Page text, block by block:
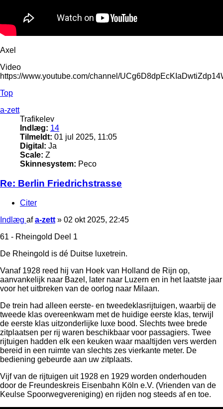
Axel
Video
https://www.youtube.com/channel/
Top
a-zett
Trafikelev
Indlæg: 14
Tilmeldt: 01 jul 2025, 11:05
Digital: Ja
Scale: Z
Skinnesystem: Peco
Re: Berlin Friedrichstrasse
Citer
Indlæg afa-zett » 02 okt 2025, 22:45
61 - Rheingold Deel 1
De Rheingold is dé Duitse luxetrein.
Vanaf 1928 reed hij van Hoek van Holland de Rijn op,
aanvankelijk naar Bazel, later naar Luzern en in het laatste jaar
voor het uitbreken van de oorlog naar Milaan.
De trein had alleen eerste- en tweedeklasrijtuigen, waarbij de
tweede klas overeenkwam met de huidige eerste klas, terwijl
de eerste klas uitzonderlijke luxe bood. Slechts twee brede
zitplaatsen per rij waren beschikbaar voor passagiers. Twee
rijtuigen hadden elk een keuken waar maaltijden vers werden
bereid in een ruimte van slechts zes vierkante meter. De
bediening gebeurde aan uw zitplaats.
Vijf van de rijtuigen uit 1928 en 1929 worden onderhouden
door de Freundeskreis Eisenbahn Köln e.V. (Vrienden van de
Keulse Spoorwegvereniging) en rijden nog steeds af en toe.